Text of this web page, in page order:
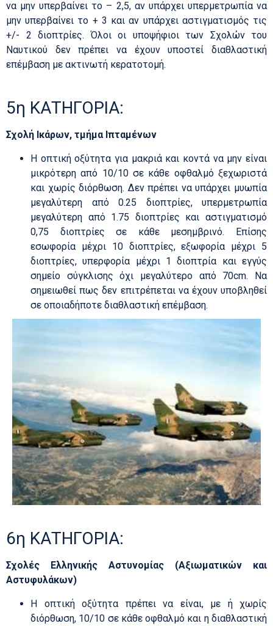
να μην υπερβαίνει το – 2,5, αν υπάρχει υπερμετρωπία να
μην υπερβαίνει το + 3 και αν υπάρχει αστιγματισμός τις
+/- 2 διοπτρίες. Όλοι οι υποψήφιοι των Σχολών του
Ναυτικού δεν πρέπει να έχουν υποστεί διαθλαστική
επέμβαση με ακτινωτή κερατοτομή.
5η ΚΑΤΗΓΟΡΙΑ:
Σχολή Ικάρων, τμήμα Ιπταμένων
Η οπτική οξύτητα για μακριά και κοντά να μην είναι
μικρότερη από 10/10 σε κάθε οφθαλμό ξεχωριστά
και χωρίς διόρθωση. Δεν πρέπει να υπάρχει μυωπία
μεγαλύτερη από 0.25 διοπτρίες, υπερμετρωπία
μεγαλύτερη από 1.75 διοπτρίες και αστιγματισμό
0,75 διοπτρίες σε κάθε μεσημβρινό. Επίσης
εσωφορία μέχρι 10 διοπτρίες, εξωφορία μέχρι 5
διοπτρίες, υπερφορία μέχρι 1 διοπτρία και εγγύς
σημείο σύγκλισης όχι μεγαλύτερο από 70cm. Να
σημειωθεί πως δεν επιτρέπεται να έχουν υποβληθεί
σε οποιαδήποτε διαθλαστική επέμβαση.
6η ΚΑΤΗΓΟΡΙΑ:
Σχολές Ελληνικής Αστυνομίας (Αξιωματικών και
Αστυφυλάκων)
Η οπτική οξύτητα πρέπει να είναι, με ή χωρίς
διόρθωση, 10/10 σε κάθε οφθαλμό και η διαθλαστική